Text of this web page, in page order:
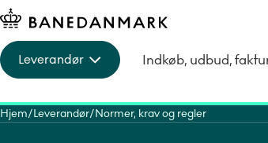
Leverandør Indkøb, udbud,
Hjem Leverandør Normer, krav og regler